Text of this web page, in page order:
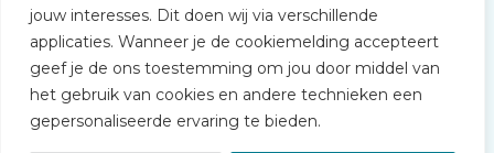
jouw interesses. Dit doen wij via verschillende
applicaties. Wanneer je de cookiemelding accepteert
geef je de ons toestemming om jou door middel van
het gebruik van cookies en andere technieken een
gepersonaliseerde ervaring te bieden.
© 2026 NVD
Privacy statement
Disclaimer